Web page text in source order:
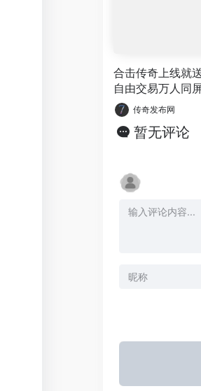
合击传奇上线就
自由交易万人同
传奇发布网
暂无评论